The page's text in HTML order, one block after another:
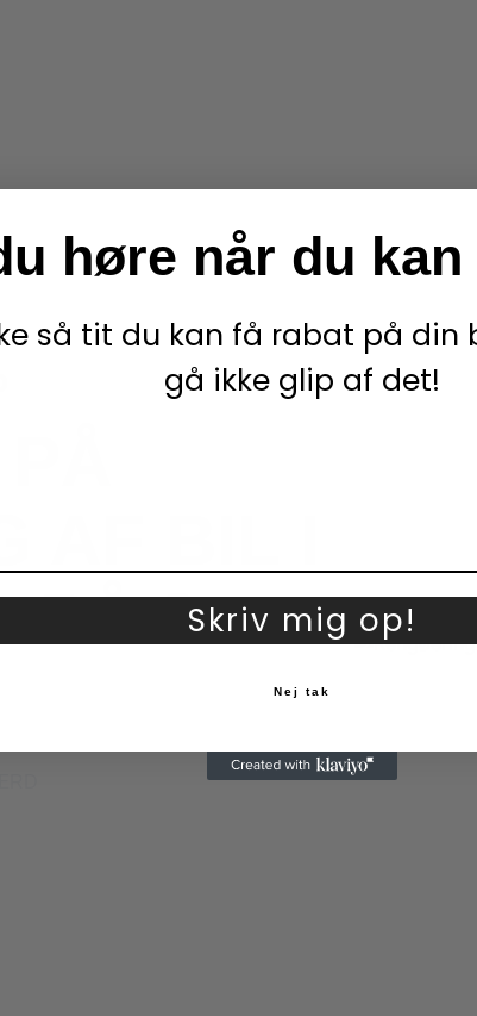
AF BIL I
PÅ 2
høre når du
så tit du kan få rabat på din
gå ikke glip af det!
Skriv mig op!
Nej tak